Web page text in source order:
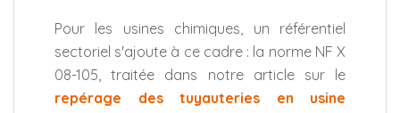
Pour les usines chimiques, un référentiel
sectoriel s'ajoute à ce cadre : la norme NF X
08-105, traitée dans notre article sur le
repérage des tuyauteries en usine